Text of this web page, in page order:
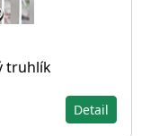
truhlík
Detail